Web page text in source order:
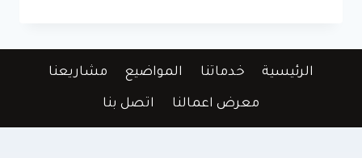
في
حي
الرئيسية خدماتنا المواضيع مشاريعنا
معرض اعمالنا اتصل بنا